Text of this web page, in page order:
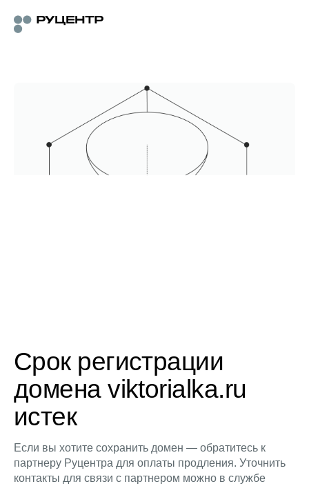
Срок регистрации
домена viktorialka.ru
истек
Если вы хотите сохранить домен — обратитесь к
партнеру Руцентра для оплаты продления. Уточнить
контакты для связи с партнером можно в службе